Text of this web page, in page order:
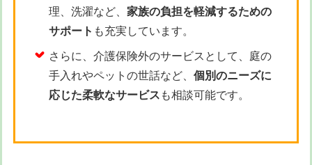
理、洗濯など、 家族の負担を軽減するための
サポート も充実しています。
さらに、介護保険外のサービスとして、庭の
手入れやペットの世話など、 個別のニーズに
応じた柔軟なサービス も相談可能です。